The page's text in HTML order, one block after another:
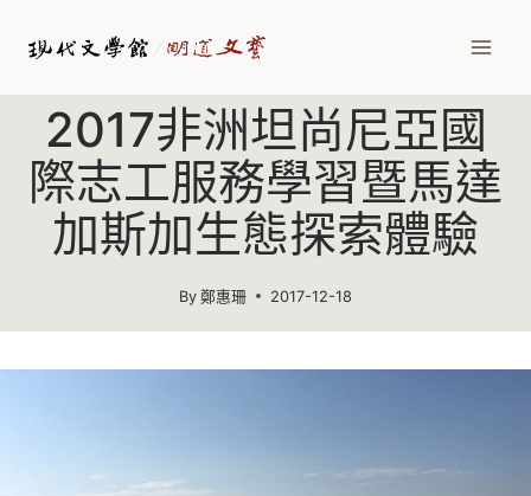
2017非洲坦尚尼亞國
際志工服務學習暨馬達
加斯加生態探索體驗
By 鄭惠珊 2017-12-18